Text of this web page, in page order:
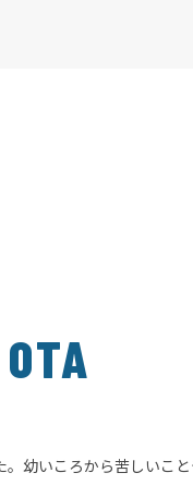
幼いころから苦しいこ